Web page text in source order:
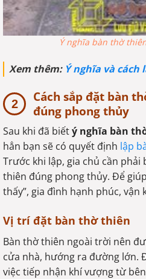
Ý nghĩa bàn thờ
Xem thêm: Ý nghĩa và cách
Cách sắp đặt bàn
đúng phong thủy
Sau khi đã biếtý nghĩa bàn
hẳn bạn sẽ có quyết định lập
Trước khi lập, gia chủ cần
thiên đúng phong thủy. Để
thấy”, gia đình hạnh phúc, vận
Vị trí đặt bàn thờ thiên
Bàn thờ thiên ngoài trời nên
cửa nhà, hướng ra đường lớn.
việc tiếp nhận khí vượng từ